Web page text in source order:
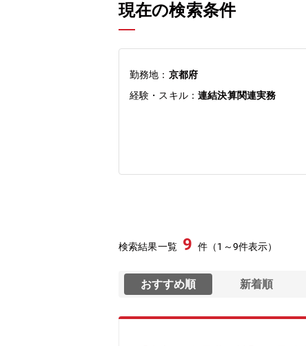
現在の検索条件
勤務地： 京都府
経験・スキル：連結決算関連実務
検索結果一覧 9 件（1～9件表示）
おすすめ順 新着順